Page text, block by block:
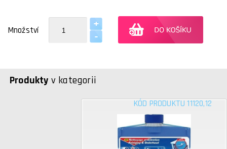
Množství
Produkty v kategorii
KÓD PRODUKTU 11120,12